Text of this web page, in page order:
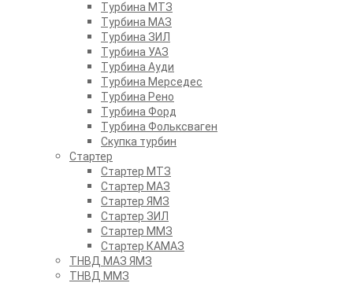
Турбина МТЗ
Турбина МАЗ
Турбина ЗИЛ
Турбина УАЗ
Турбина Ауди
Турбина Мерседес
Турбина Рено
Турбина Форд
Турбина Фольксваген
Скупка турбин
Стартер
Стартер МТЗ
Стартер МАЗ
Стартер ЯМЗ
Стартер ЗИЛ
Стартер ММЗ
Стартер КАМАЗ
ТНВД МАЗ ЯМЗ
ТНВД ММЗ